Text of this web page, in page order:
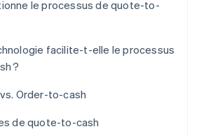
le processus de quote-to-
facilite-t-elle le processus
?
Order-to-cash
de quote-to-cash